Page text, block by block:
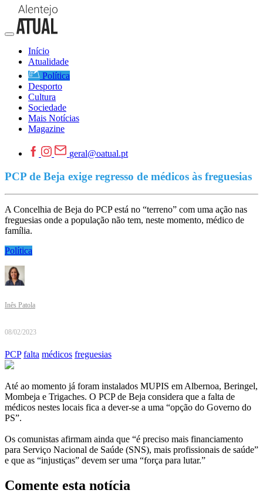
Início
Atualidade
Política
Desporto
Cultura
Sociedade
Mais Notícias
Magazine
geral@oatual.pt
PCP de Beja exige regresso de médicos às freguesias
A Concelhia de Beja do PCP está no “terreno” com uma ação nas
freguesias onde a população não tem, neste momento, médico de
família.
Política
Inês Patola
08/02/2023
PCP falta médicos freguesias
Até ao momento já foram instalados MUPIS em Albernoa, Beringel,
Mombeja e Trigaches. O PCP de Beja considera que a falta de
médicos nestes locais fica a dever-se a uma “opção do Governo do
PS”.
Os comunistas afirmam ainda que “é preciso mais financiamento
para Serviço Nacional de Saúde (SNS), mais profissionais de saúde”
e que as “injustiças” devem ser uma “força para lutar.”
Comente esta notícia